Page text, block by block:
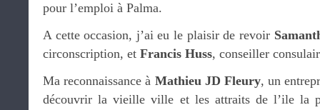
pour l’emploi à Palma.
A cette occasion, j’ai eu le plaisir de revoir
circonscription, et Francis Huss, conseiller
Ma reconnaissance à Mathieu JD Fleury, un
découvrir la vieille ville et les attraits de l’ile la